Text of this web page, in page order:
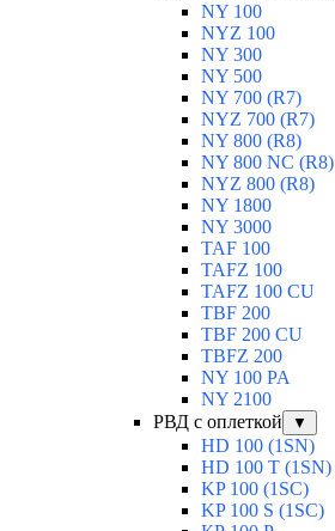
NY 100
NYZ 100
NY 300
NY 500
NY 700 (R7)
NYZ 700 (R7)
NY 800 (R8)
NY 800 NC (R8)
NYZ 800 (R8)
NY 1800
NY 3000
TAF 100
TAFZ 100
TAFZ 100 CU
TBF 200
TBF 200 CU
TBFZ 200
NY 100 PA
NY 2100
РВД с оплеткой
▼
HD 100 (1SN)
HD 100 T (1SN)
KP 100 (1SC)
KP 100 S (1SC)